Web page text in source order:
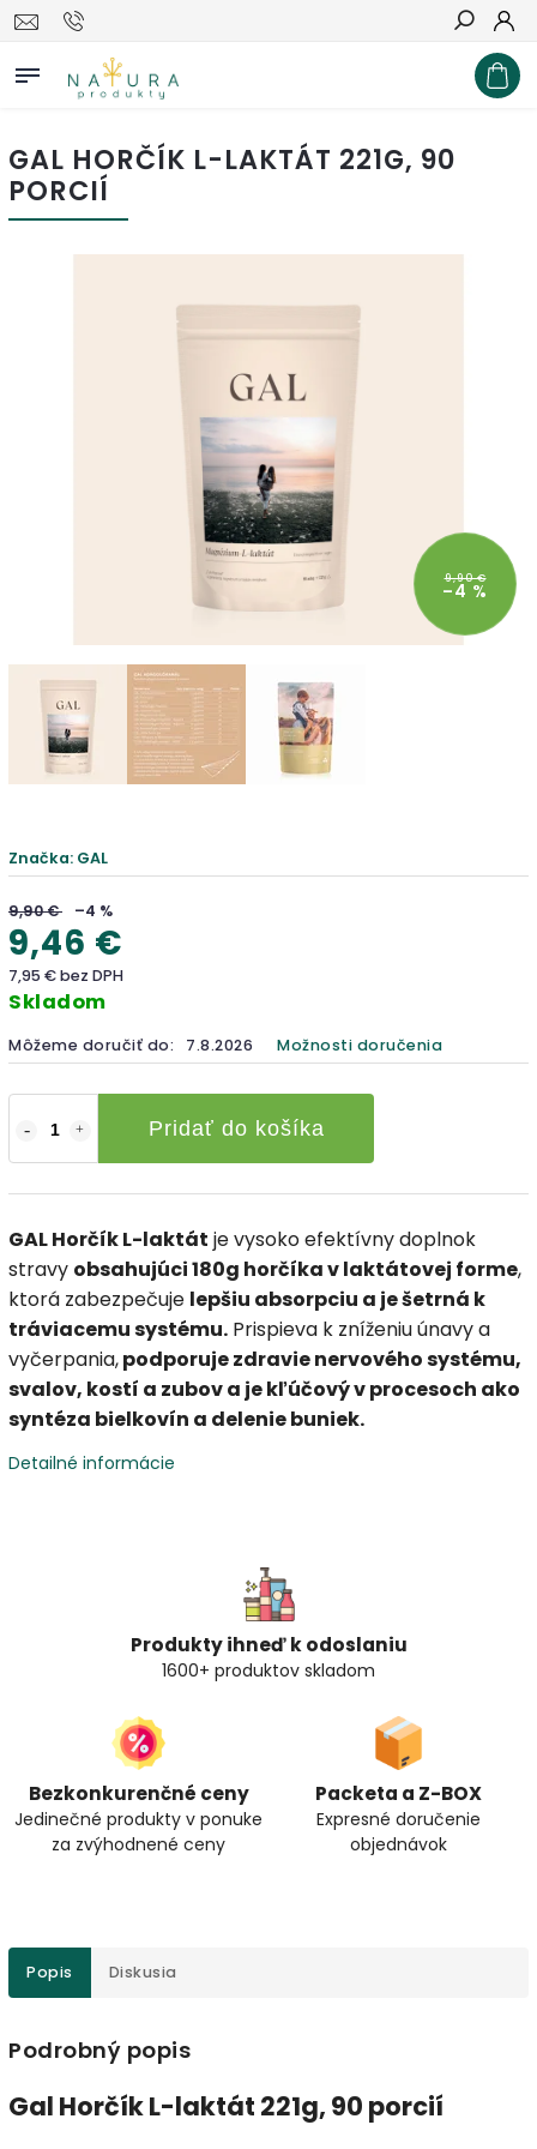
Hľadať
GAL HORČÍK L-LAKTÁT 221G, 90
PORCIÍ
9,90 €
–4 %
Značka: GAL
9,90 € –4 %
9,46 €
7,95 € bez DPH
Skladom
Môžeme doručiť do: 7.8.2026 Možnosti doručenia
Pridať do košíka
GAL Horčík L-laktát je vysoko efektívny doplnok
stravy obsahujúci 180g horčíka v laktátovej forme,
ktorá zabezpečuje lepšiu absorpciu a je šetrná k
tráviacemu systému. Prispieva k zníženiu únavy a
vyčerpania,podporuje zdravie nervového systému,
svalov, kostí a zubov a je kľúčový v procesoch ako
syntéza bielkovín a delenie buniek.
Detailné informácie
Produkty ihneď k odoslaniu
1600+ produktov skladom
Bezkonkurenčné ceny
Jedinečné produkty v ponuke
za zvýhodnené ceny
Packeta a Z-BOX
Expresné doručenie
objednávok
Popis Diskusia
Podrobný popis
Gal Horčík L-laktát 221g, 90 porcií